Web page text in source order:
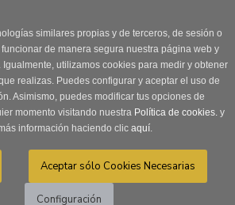
similares propias y de terceros, de sesión o
de manera segura nuestra página web y
utilizamos cookies para medir y obtener
realizas. Puedes configurar y aceptar el uso de
Asimismo, puedes modificar tus opciones de
momento visitando nuestra Política de cookies.y
información haciendo clic aquí.